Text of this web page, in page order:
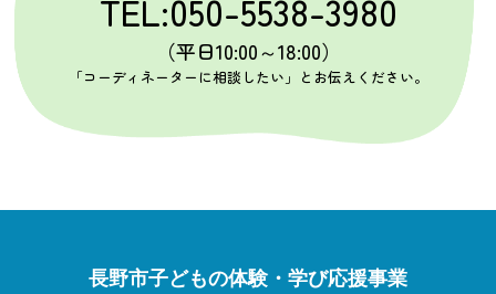
TEL:050-5538-3980
（平日10:00～18:00）
「コーディネーターに相談したい」とお伝えください。
長野市子どもの体験・学び応援事業